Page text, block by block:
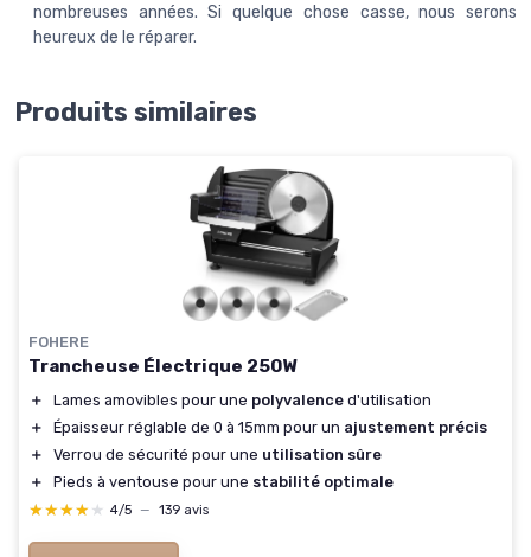
nombreuses années. Si quelque chose casse, nous serons
heureux de le réparer.
Produits similaires
FOHERE
Trancheuse Électrique 250W
＋ Lames amovibles pour une polyvalence d'utilisation
＋
Épaisseur réglable de 0 à 15mm pour un ajustement précis
＋
Verrou de sécurité pour une utilisation sûre
＋
Pieds à ventouse pour une stabilité optimale
★★★★★
★★★★★ 4/5 — 139 avis